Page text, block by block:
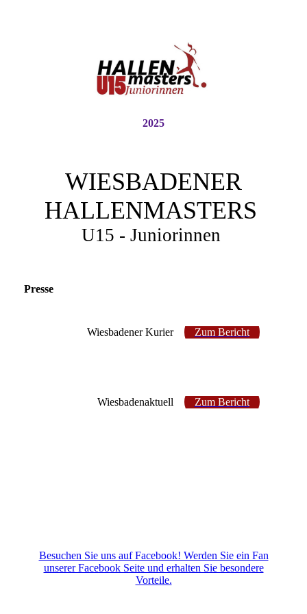
2025
WIESBADENER
HALLENMASTERS
U15 - Juniorinnen
Presse
Zum Bericht
Wiesbadener Kurier
Zum Bericht
Wiesbadenaktuell
Besuchen Sie uns auf Facebook! Werden Sie ein Fan
unserer Facebook Seite und erhalten Sie besondere
Vorteile.